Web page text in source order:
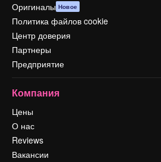
Оригиналы Новое
Политика файлов cookie
Центр доверия
Партнеры
Предприятие
Компания
Цены
О нас
Reviews
Вакансии